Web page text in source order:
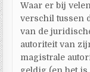
Waar er bij
verschil tussen
van de
autoriteit van
magistrale